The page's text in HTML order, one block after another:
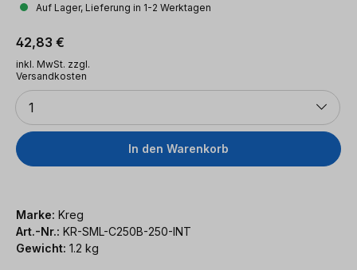
Auf Lager, Lieferung in 1-2 Werktagen
Regulärer Preis:
42,83 €
inkl. MwSt. zzgl.
Versandkosten
Anzahl
1
In den Warenkorb
Marke: Kreg
Art.-Nr.: KR-SML-C250B-250-INT
Gewicht: 1.2 kg